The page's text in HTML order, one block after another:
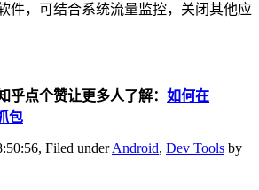
件，可结合系统流量监控，关闭其他应
乎点个赞让更多人了解： 如何在
包
Filed underAndroid, Dev Tools by